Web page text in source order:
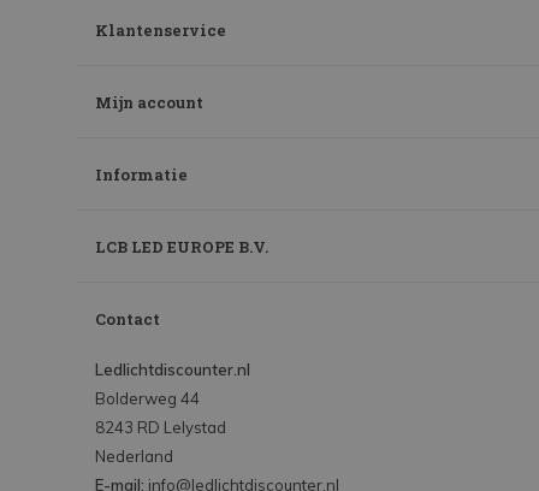
Klantenservice
Mijn account
Informatie
LCB LED EUROPE B.V.
Contact
Ledlichtdiscounter.nl
Bolderweg 44
8243 RD Lelystad
Nederland
E-mail: info@ledlichtdiscounter.nl